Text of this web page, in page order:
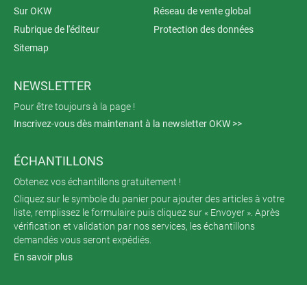
Sur OKW
Réseau de vente global
Rubrique de l'éditeur
Protection des données
Sitemap
NEWSLETTER
Pour être toujours à la page !
Inscrivez-vous dès maintenant à la newsletter OKW >>
ÉCHANTILLONS
Obtenez vos échantillons gratuitement !
Cliquez sur le symbole du panier pour ajouter des articles à votre
liste, remplissez le formulaire puis cliquez sur « Envoyer ». Après
vérification et validation par nos services, les échantillons
demandés vous seront expédiés.
En savoir plus